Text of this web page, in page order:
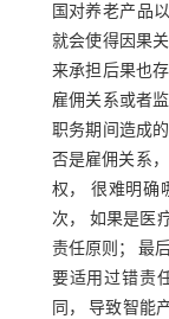
国对养老产品
就会使得因果
来承担后果也
雇佣关系或者
职务期间造成
否是雇佣关系
权， 很难明确
次， 如果是医
责任原则； 最
要适用过错责
同， 导致智能